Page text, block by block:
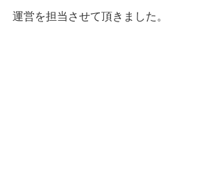
運営を担当させて頂きました。